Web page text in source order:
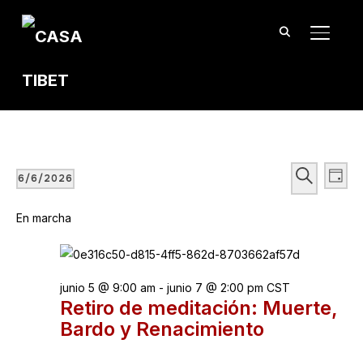
Eventos
for
junio
2026
y
de
de
BUSCAR
de
DÍA
6/6/2026
fecha.
En marcha
Retiro de meditación: Muerte,
Bardo y Renacimiento
junio 5 @ 9:00 am - junio 7 @ 2:00 pm CST